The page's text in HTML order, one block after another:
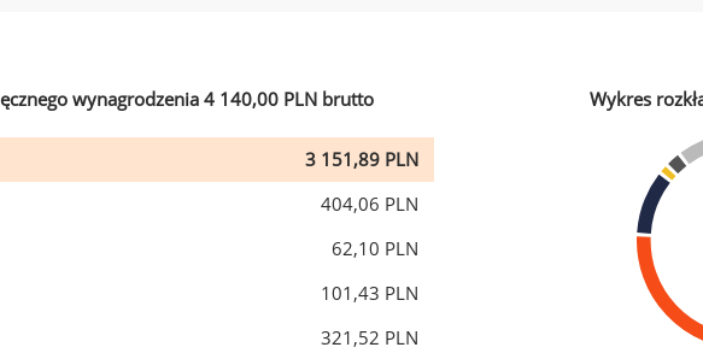
wynagrodzenia 4 140,00 PLN brutto
3 151,89 PLN
404,06 PLN
62,10 PLN
101,43 PLN
321,52 PLN
Wykres